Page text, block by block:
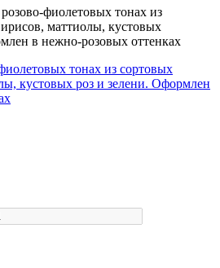
тонах из сортовых
кустовых роз и зелени. Оформлен